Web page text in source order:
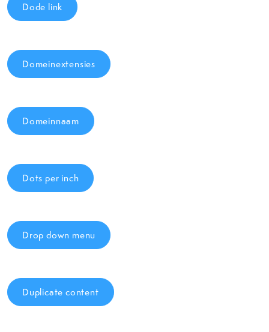
Dode link
Domeinextensies
Domeinnaam
Dots per inch
Drop down menu
Duplicate content